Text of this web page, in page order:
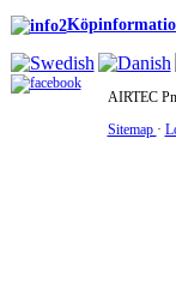
AIRTEC
Sitemap ·